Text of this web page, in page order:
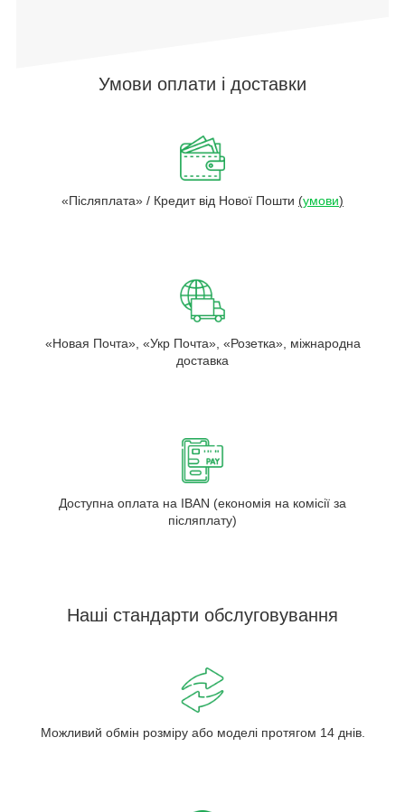
Умови оплати і доставки
«Післяплата» / Кредит від Нової Пошти (умови)
«Новая Почта», «Укр Почта», «Розетка», міжнародна
доставка
Доступна оплата на IBAN (економія на комісії за
післяплату)
Наші стандарти обслуговування
Можливий обмін розміру або моделі протягом 14 днів.